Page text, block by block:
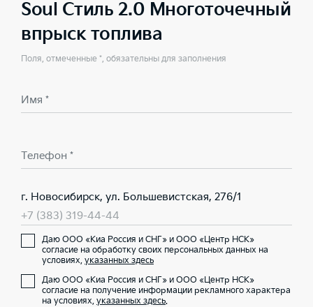
Soul Стиль 2.0 Многоточечный
впрыск топлива
Поля, отмеченные *, обязательны для заполнения
Имя *
Телефон *
г. Новосибирск, ул. Большевистская, 276/1
+7 (383) 319-44-44
Даю ООО «Киа Россия и СНГ» и ООО «Центр НСК»
согласие на обработку своих персональных данных на
условиях, указанных здесь
Даю ООО «Киа Россия и СНГ» и ООО «Центр НСК»
согласие на получение информации рекламного характера
на условиях, указанных здесь.